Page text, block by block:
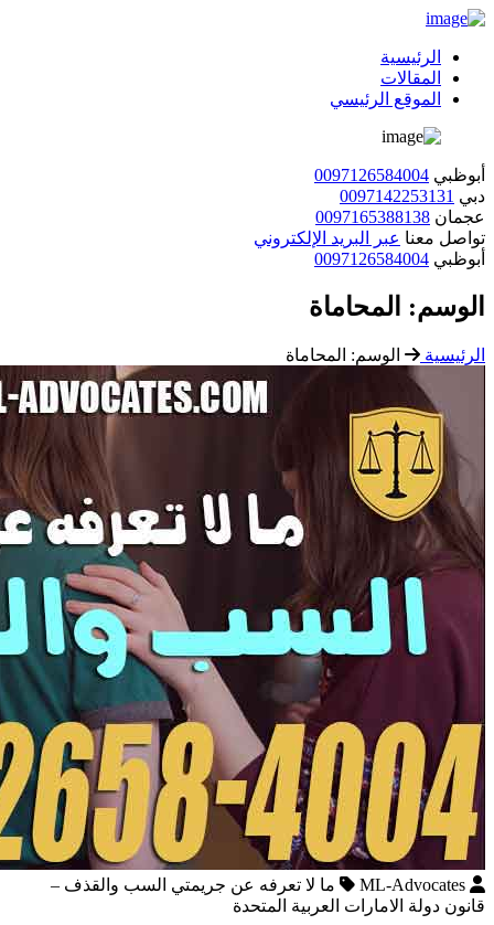
الرئيسية
المقالات
الموقع الرئيسي
أبوظبي 0097126584004
دبي 0097142253131
عجمان 0097165388138
تواصل معنا عبر البريد الإلكتروني
أبوظبي 0097126584004
الوسم: المحاماة
الرئيسية الوسم: المحاماة
ML-Advocates
ما لا تعرفه عن جريمتي السب والقذف –
قانون دولة الامارات العربية المتحدة